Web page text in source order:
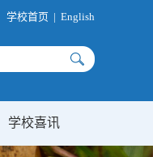
学校首页 | English
学校喜讯